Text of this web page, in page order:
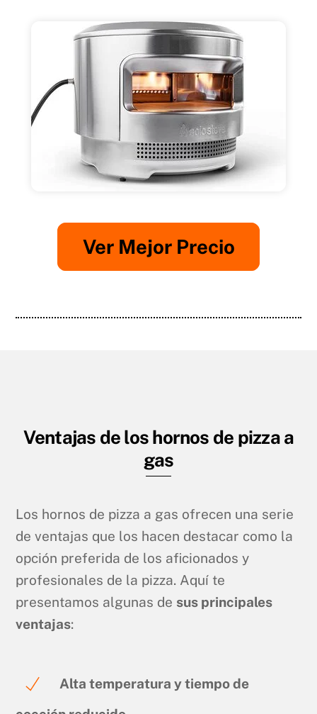
Ver Mejor Precio
Ventajas de los hornos de pizza a
gas
Los hornos de pizza a gas ofrecen una serie
de ventajas que los hacen destacar como la
opción preferida de los aficionados y
profesionales de la pizza. Aquí te
presentamos algunas de sus principales
ventajas:
Alta temperatura y tiempo de